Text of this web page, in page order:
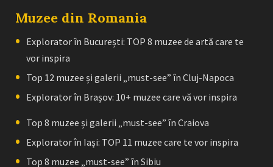
Muzee din Romania
Explorator în București: TOP 8 muzee de artă care te
vor inspira
Top 12 muzee și galerii „must-see” în Cluj-Napoca
Explorator în Brașov: 10+ muzee care vă vor inspira
Top 8 muzee și galerii „must-see” în Craiova
Explorator în Iași: TOP 11 muzee care te vor inspira
Top 8 muzee „must-see” în Sibiu